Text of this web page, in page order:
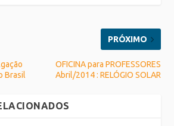
Brasil
PRÓXIMO
OFICINA para PROFESSORES
Abril/2014 : RELÓGIO SOLAR